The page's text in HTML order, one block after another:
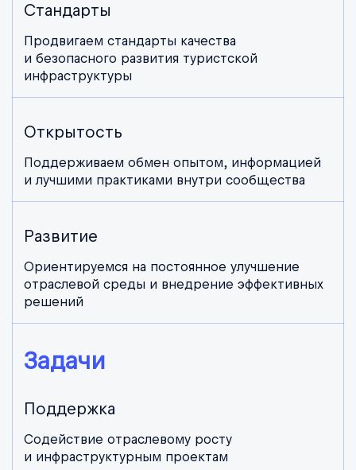
Стандарты
Продвигаем стандарты качества
и безопасного развития туристской
инфраструктуры
Открытость
Поддерживаем обмен опытом, информацией
и лучшими практиками внутри сообщества
Развитие
Ориентируемся на постоянное улучшение
отраслевой среды и внедрение эффективных
решений
Задачи
Поддержка
Содействие отраслевому росту
и инфраструктурным проектам